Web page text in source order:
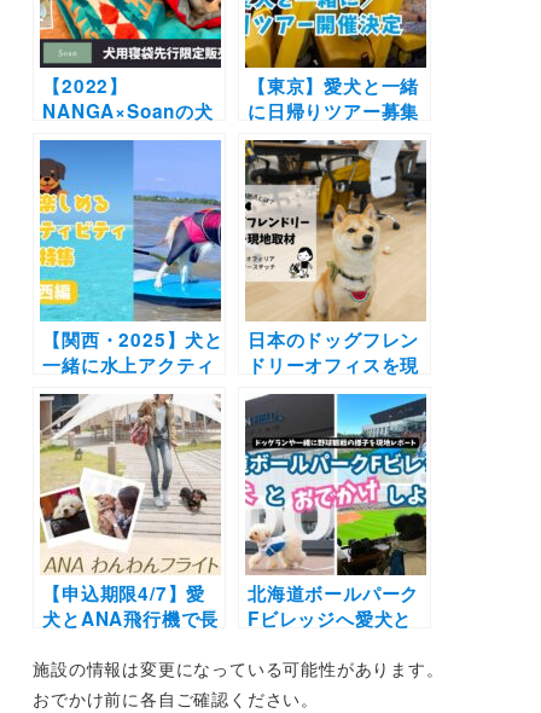
【2022】
NANGA×Soanの犬
用寝袋が先行限定販
売スタート！愛犬に
ふわふわ＆あったか
の寝心地を | 冬キャ
ンプやお家でも大活
躍のシュラフ誕生
【東京】愛犬と一緒
に日帰りツアー募集
中 | オープンバスや
水陸両用バスで東京
タワーやレインボー
ブリッジの真下へ
GO!!（2日間限定）
【関西・2025】犬と
一緒に水上アクティ
ビティが楽しめるス
ポット10選！SUPや
カヌー体験で愛犬と
特別な夏の思い出を
♪（実際のおでかけ
レポートあり）
日本のドッグフレン
ドリーオフィスを現
地取材！ペットが会
社にいるメリットや
課題点とは？（株式
会社バイオフィリア
/ 株式会社フリース
テッチ）
【申込期限4/7】愛
犬とANA飛行機で長
りも一緒に機内搭乗
OK！「わんわんフ
北海道ボールパーク
Fビレッジへ愛犬と
ッグランや一緒に野
球観戦の様子を現地
施設の情報は変更になっている可能性があります。
おでかけ前に各自ご確認ください。